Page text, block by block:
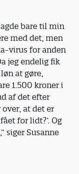
bare til min
med det, men
virus for anden
jeg endelig fik
at gøre,
1.500 kroner i
af det efter
over, at det er
for lidt?’. Og
siger Susanne